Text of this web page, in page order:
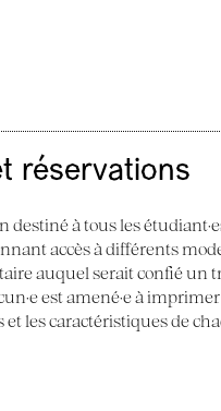
réservations
à tous les
accès à différents
auquel serait confié un
est amené·e à
les caractéristiques de